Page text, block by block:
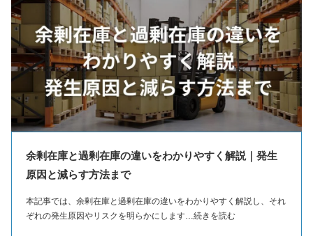
余剰在庫と過剰在庫の違いをわかりやすく解説｜発生
原因と減らす方法まで
本記事では、余剰在庫と過剰在庫の違いをわかりやすく解説し、それ
ぞれの発生原因やリスクを明らかにします…続きを読む